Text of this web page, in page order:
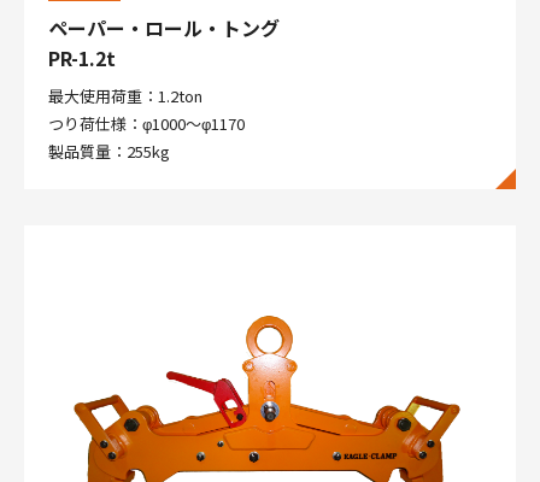
ペーパー・ロール・トング
PR-1.2t
最大使用荷重：1.2ton
つり荷仕様：φ1000～φ1170
製品質量：255kg